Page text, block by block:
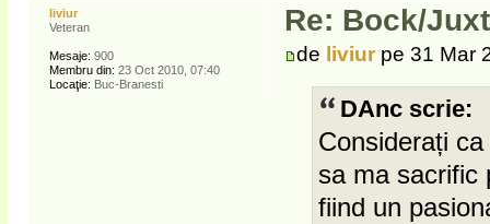
Re: Bock/
de liviur pe 31 Mar
DAnc scrie:
Considerați
sa ma sacrific
fiind un
liviur
Veteran
Mesaje: 900
Membru din: 23 Oct 2010, 07:40
Locaţie: Buc-Branesti